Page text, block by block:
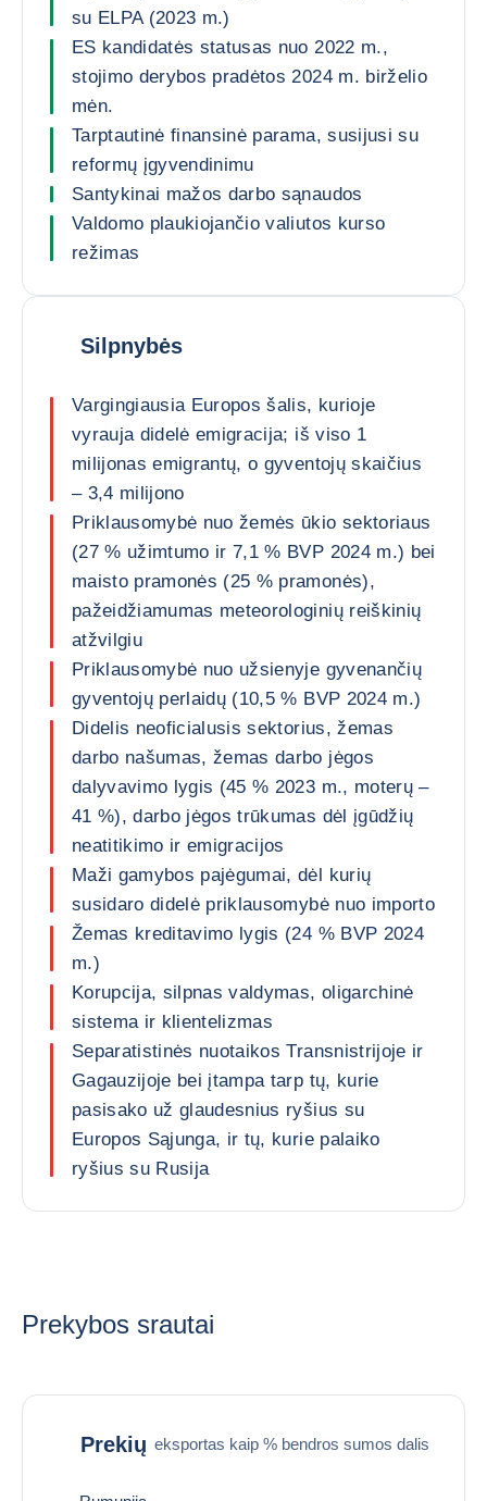
su ELPA (2023 m.)
ES kandidatės statusas nuo 2022 m.,
stojimo derybos pradėtos 2024 m. birželio
mėn.
Tarptautinė finansinė parama, susijusi su
reformų įgyvendinimu
Santykinai mažos darbo sąnaudos
Valdomo plaukiojančio valiutos kurso
režimas
Silpnybės
Vargingiausia Europos šalis, kurioje
vyrauja didelė emigracija; iš viso 1
milijonas emigrantų, o gyventojų skaičius
– 3,4 milijono
Priklausomybė nuo žemės ūkio sektoriaus
(27 % užimtumo ir 7,1 % BVP 2024 m.) bei
maisto pramonės (25 % pramonės),
pažeidžiamumas meteorologinių reiškinių
atžvilgiu
Priklausomybė nuo užsienyje gyvenančių
gyventojų perlaidų (10,5 % BVP 2024 m.)
Didelis neoficialusis sektorius, žemas
darbo našumas, žemas darbo jėgos
dalyvavimo lygis (45 % 2023 m., moterų –
41 %), darbo jėgos trūkumas dėl įgūdžių
neatitikimo ir emigracijos
Maži gamybos pajėgumai, dėl kurių
susidaro didelė priklausomybė nuo importo
Žemas kreditavimo lygis (24 % BVP 2024
m.)
Korupcija, silpnas valdymas, oligarchinė
sistema ir klientelizmas
Separatistinės nuotaikos Transnistrijoje ir
Gagauzijoje bei įtampa tarp tų, kurie
pasisako už glaudesnius ryšius su
Europos Sąjunga, ir tų, kurie palaiko
ryšius su Rusija
Prekybos srautai
Prekių eksportas kaip % bendros sumos dalis